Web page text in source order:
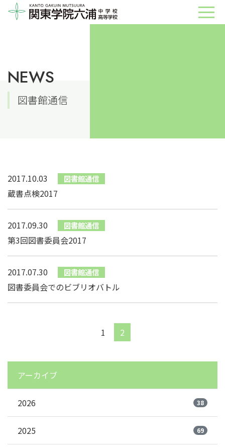
NEWS
図書館通信
2017.10.03 図書館通信
蔵書点検2017
2017.09.30 図書館通信
第3回図書委員会2017
2017.07.30 図書館通信
図書委員会でのビブリオバトル
1 2
アーカイブ
2026 38
2025 69